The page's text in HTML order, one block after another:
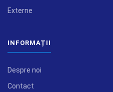
Externe
INFORMAȚII
Despre noi
Contact